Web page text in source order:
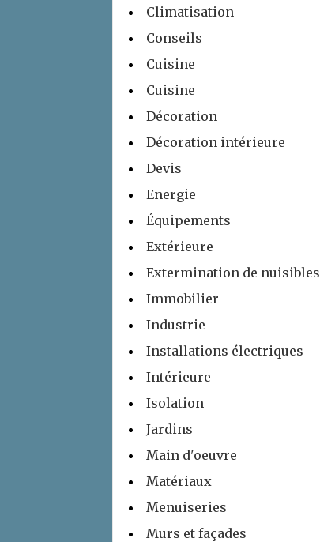
Climatisation
Conseils
Cuisine
Cuisine
Décoration
Décoration intérieure
Devis
Energie
Équipements
Extérieure
Extermination de nuisibles
Immobilier
Industrie
Installations électriques
Intérieure
Isolation
Jardins
Main d'oeuvre
Matériaux
Menuiseries
Murs et façades